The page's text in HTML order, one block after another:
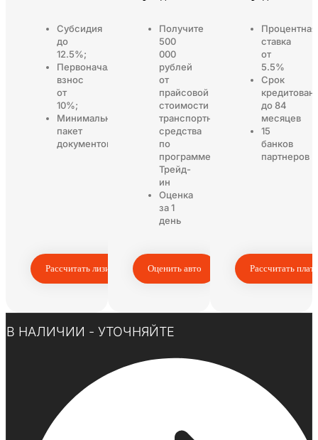
Субсидия
до
12.5%;
Первоначальный
взнос
от
10%;
Минимальный
пакет
документов
Рассчитать лизинг
Получите
500
000
рублей
от
прайсовой
стоимости
транспортного
средства
по
программе
Трейд-
ин
Оценка
за 1
день
Оценить авто
Процентная
ставка
от
5.5%
Срок
до 84
месяцев
15
банков
партнеров
Рассчитать
В НАЛИЧИИ - УТОЧНЯЙТЕ